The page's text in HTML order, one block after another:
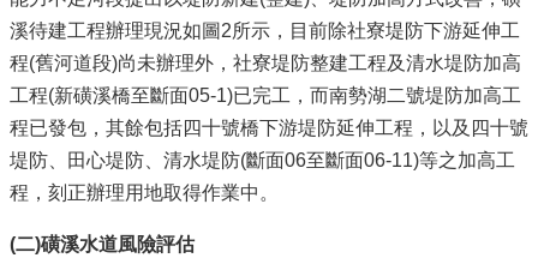
溪待建工程辦理現況如圖2所示，目前除社寮堤防下游延伸工
程(舊河道段)尚未辦理外，社寮堤防整建工程及清水堤防加高
工程(新磺溪橋至斷面05-1)已完工，而南勢湖二號堤防加高工
程已發包，其餘包括四十號橋下游堤防延伸工程，以及四十號
堤防、田心堤防、清水堤防(斷面06至斷面06-11)等之加高工
程，刻正辦理用地取得作業中。
(二)磺溪水道風險評估